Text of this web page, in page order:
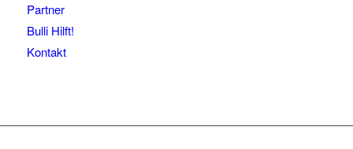
Partner
Bulli Hilft!
Kontakt